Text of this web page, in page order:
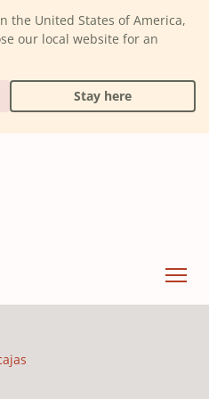
the United States of America,
our local website for an
Stay here